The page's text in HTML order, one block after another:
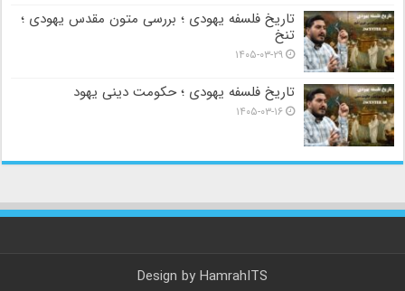
تاریخ فلسفه یهودی ؛ بررسی متون مقدس یهودی ؛
تنخ
۱۴۰۵-۰۳-۲۹
تاریخ فلسفه یهودی ؛ حکومت دینی یهود
۱۴۰۵-۰۳-۱۶
Design by HamrahITS